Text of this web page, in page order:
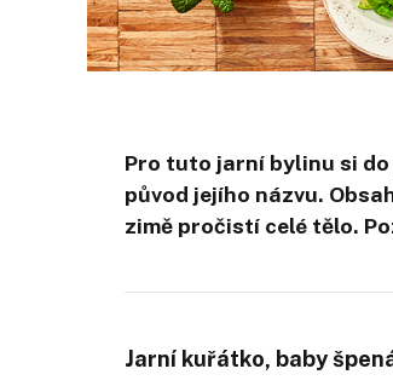
Pro tuto jarní bylinu si
původ jejího názvu.
zimě pročistí celé tělo.
Jarní kuřátko, baby